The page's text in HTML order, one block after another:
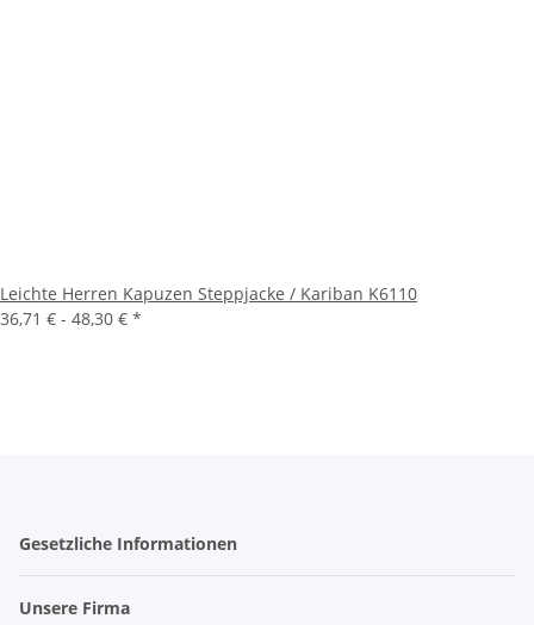
Leichte Herren Kapuzen Steppjacke / Kariban K6110
36,71 € - 48,30 € *
Gesetzliche Informationen
Unsere Firma